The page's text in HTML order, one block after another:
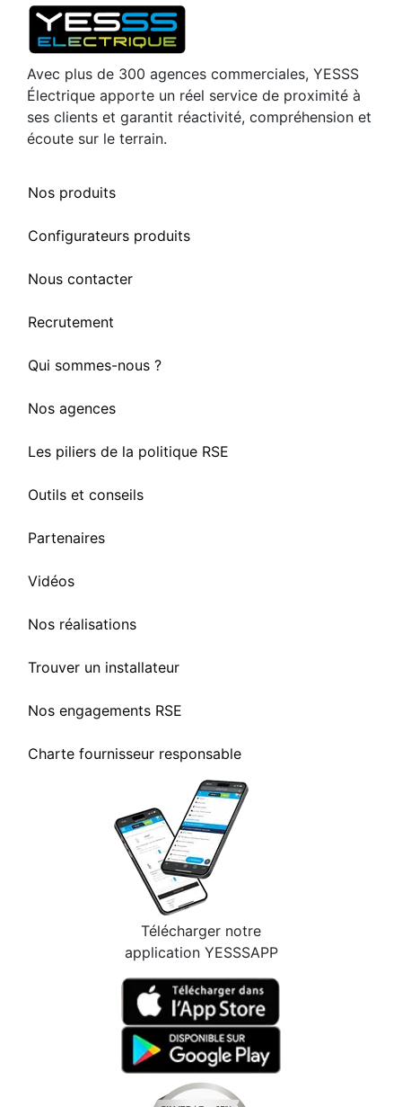
Avec plus de 300 agences commerciales, YESSS
Électrique apporte un réel service de proximité à
ses clients et garantit réactivité, compréhension et
écoute sur le terrain.
Nos produits
Configurateurs produits
Nous contacter
Recrutement
Qui sommes-nous ?
Nos agences
Les piliers de la politique RSE
Outils et conseils
Partenaires
Vidéos
Nos réalisations
Trouver un installateur
Nos engagements RSE
Charte fournisseur responsable
Télécharger notre
application YESSSAPP